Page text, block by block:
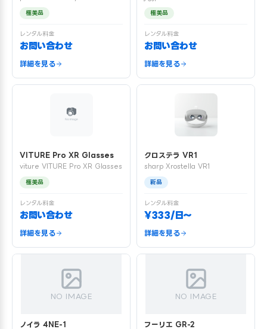
極美品
レンタル料金
お問い合わせ
詳細を見る
極美品
レンタル料金
お問い合わせ
詳細を見る
VITURE Pro XR Glasses
viture VITURE Pro XR Glasses
極美品
レンタル料金
お問い合わせ
詳細を見る
クロステラ VR1
sharp Xrostella VR1
新品
レンタル料金
¥333/日〜
詳細を見る
NO IMAGE
ノイラ 4NE-1
NO IMAGE
フーリエ GR-2